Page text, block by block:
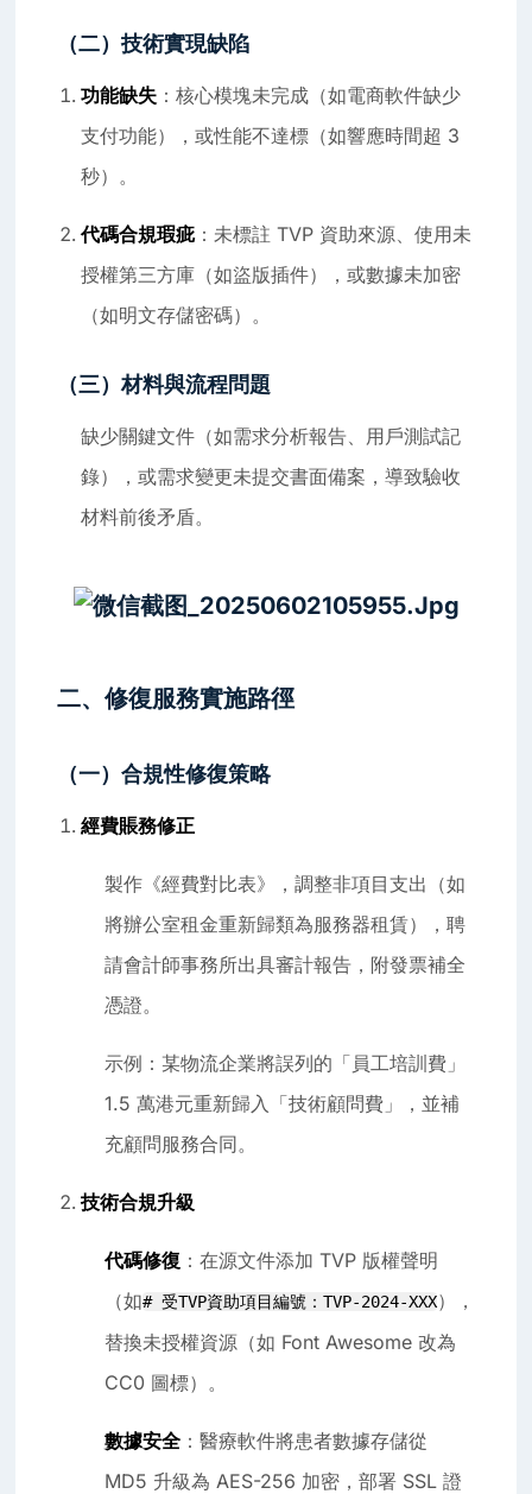
（二）技術實現缺陷
功能缺失 ：核心模塊未完成（如電商軟件缺少
支付功能），或性能不達標（如響應時間超 3
秒）。
代碼合規瑕疵：未標註 TVP 資助來源、使用未
授權第三方庫（如盜版插件），或數據未加密
（如明文存儲密碼）。
（三）材料與流程問題
缺少關鍵文件（如需求分析報告、用戶測試記
錄），或需求變更未提交書面備案，導致驗收
材料前後矛盾。
二、修復服務實施路徑
（一）合規性修復策略
經費賬務修正
製作《經費對比表》，調整非項目支出（如
將辦公室租金重新歸類為服務器租賃），聘
請會計師事務所出具審計報告，附發票補全
憑證。
示例：某物流企業將誤列的「員工培訓費」
1.5 萬港元重新歸入「技術顧問費」，並補
充顧問服務合同。
技術合規升級
代碼修復 ：在源文件添加 TVP 版權聲明
（如# 受TVP資助項目編號：TVP-2024-XXX），
替換未授權資源（如 Font Awesome 改為
CC0 圖標）。
數據安全 ：醫療軟件將患者數據存儲從
MD5 升級為 AES-256 加密，部署 SSL 證